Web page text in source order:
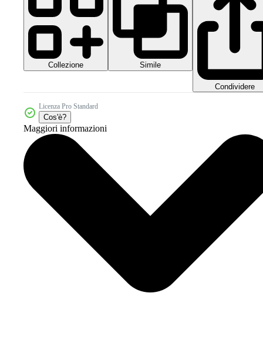
Collezione Simile
Condividere
Licenza Pro Standard
Cos'è?
Maggiori informazioni